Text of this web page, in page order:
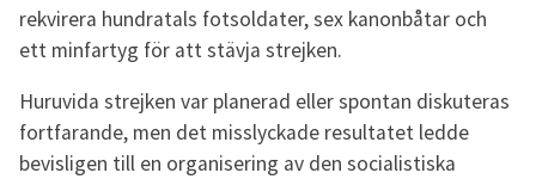
rekvirera hundratals fotsoldater, sex kanonbåtar och
ett minfartyg för att stävja strejken.
Huruvida strejken var planerad eller spontan diskuteras
fortfarande, men det misslyckade resultatet ledde
bevisligen till en organisering av den socialistiska